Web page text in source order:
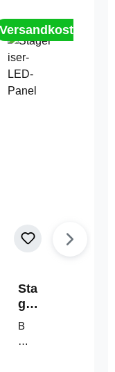
Versandkostenfrei
Sta
geri
ser-
LE
D-
B
un